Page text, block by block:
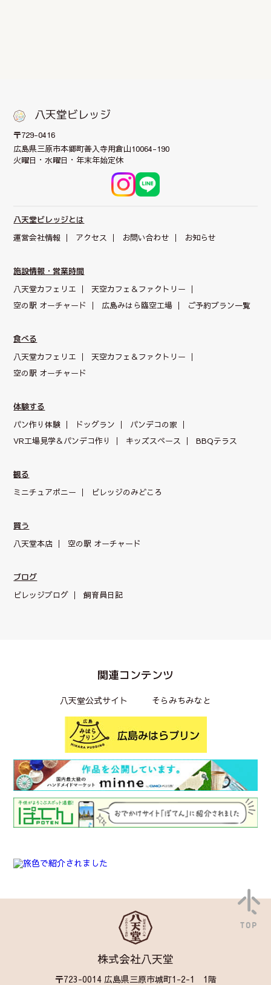
八天堂ビレッジ
〒729-0416
広島県三原市本郷町善入寺用倉山10064-190
火曜日・水曜日・年末年始定休
八天堂ビレッジとは
運営会社情報
アクセス お問い合わせ お知らせ
施設情報・営業時間
八天堂カフェリエ
天空カフェ＆ファクトリー
空の駅 オーチャード
広島みはら臨空工場 ご予約プラン一覧
食べる
八天堂カフェリエ
天空カフェ＆ファクトリー
空の駅 オーチャード
体験する
パン作り体験
ドッグラン
パンデコの家
VR工場見学＆パンデコ作り
キッズスペース BBQテラス
観る
ミニチュアポニー
ビレッジのみどころ
買う
八天堂本店
空の駅 オーチャード
ブログ
ビレッジブログ
飼育員日記
関連コンテンツ
八天堂公式サイト そらみちみなと
株式会社八天堂
〒723-0014 広島県三原市城町1-2-1 1階
TOP